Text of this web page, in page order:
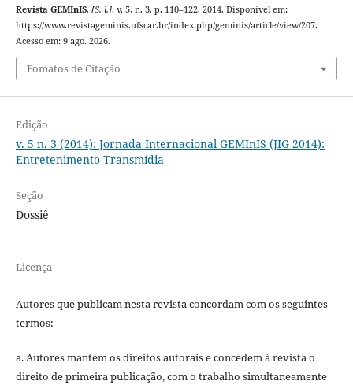
Revista GEMInIS, [S. l.], v. 5, n. 3, p. 110–122, 2014. Disponível em:
https://www.revistageminis.ufscar.br/index.php/geminis/article/view/207.
Acesso em: 9 ago. 2026.
Fomatos de Citação
Edição
v. 5 n. 3 (2014): Jornada Internacional GEMInIS (JIG 2014):
Entretenimento Transmídia
Seção
Dossiê
Licença
Autores que publicam nesta revista concordam com os seguintes
termos:
a. Autores mantém os direitos autorais e concedem à revista o
direito de primeira publicação, com o trabalho simultaneamente